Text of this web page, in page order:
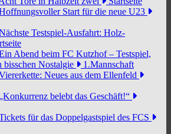
Start für die neue U23
Testspiel-Ausfahrt: Holz-
Abend beim FC Kutzhof – Testspiel,
Nostalgie
1.Mannschaft
Neues aus dem Ellenfeld
„Konkurrenz belebt das Geschäft!“
für das Doppelgastspiel des FCS